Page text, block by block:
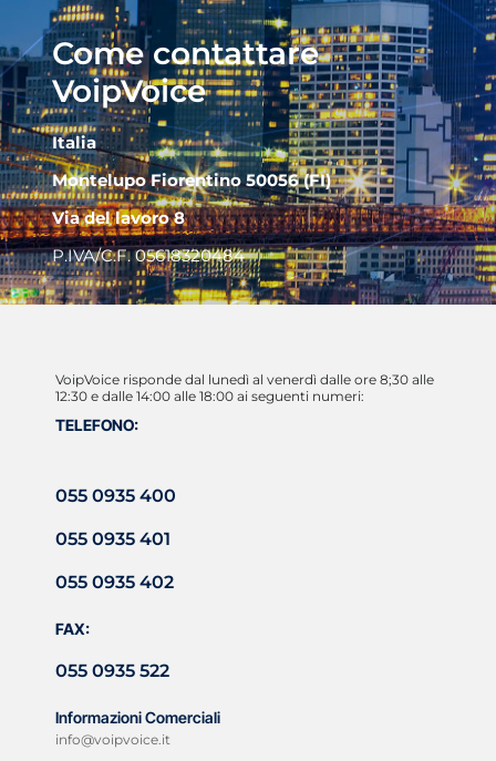
Come contattare
VoipVoice
Italia
Montelupo Fiorentino 50056 (FI)
Via del lavoro 8
P.IVA/C.F. 05618320484
VoipVoice risponde dal lunedì al venerdì dalle ore 8;30 alle
12:30 e dalle 14:00 alle 18:00 ai seguenti numeri:
TELEFONO:
055 0935 400
055 0935 401
055 0935 402
FAX:
055 0935 522
Informazioni Comerciali
info@voipvoice.it